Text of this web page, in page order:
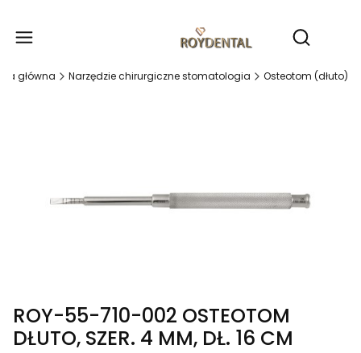
Otwórz
główna Narzędzie chirurgiczne stomatologia Osteotom (dłuto)
ROY-55-710-002 OSTEOTOM
DŁUTO, SZER. 4 MM, DŁ. 16 CM